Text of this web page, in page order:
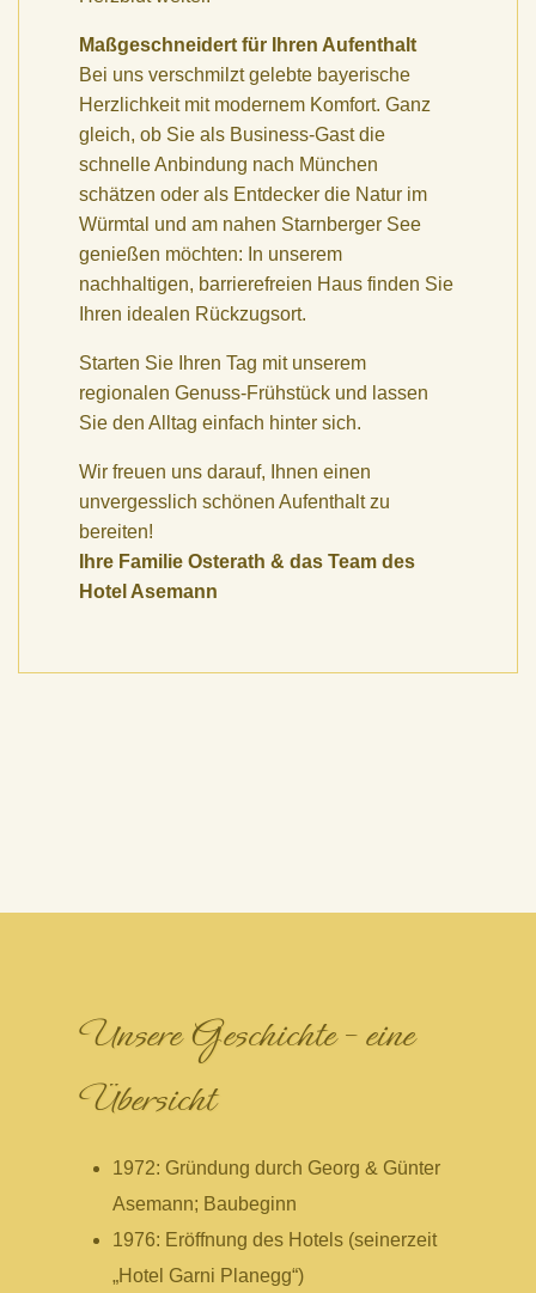
Maßgeschneidert für Ihren Aufenthalt
Bei uns verschmilzt gelebte bayerische
Herzlichkeit mit modernem Komfort. Ganz
gleich, ob Sie als Business-Gast die
schnelle Anbindung nach München
schätzen oder als Entdecker die Natur im
Würmtal und am nahen Starnberger See
genießen möchten: In unserem
nachhaltigen, barrierefreien Haus finden Sie
Ihren idealen Rückzugsort.
Starten Sie Ihren Tag mit unserem
regionalen Genuss-Frühstück und lassen
Sie den Alltag einfach hinter sich.
Wir freuen uns darauf, Ihnen einen
unvergesslich schönen Aufenthalt zu
bereiten!
Ihre Familie Osterath & das Team des
Hotel Asemann
Unsere Geschichte – eine
Übersicht
1972: Gründung durch Georg & Günter
Asemann; Baubeginn
1976: Eröffnung des Hotels (seinerzeit
„Hotel Garni Planegg“)